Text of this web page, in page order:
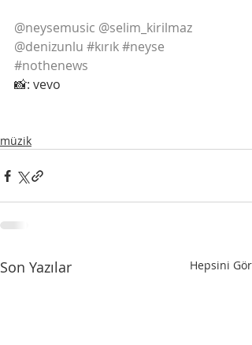
@neysemusic @selim_kirilmaz
@denizunlu #kırık#neyse
#nothenews
📸: vevo
müzik
Son Yazılar Hepsini Gör